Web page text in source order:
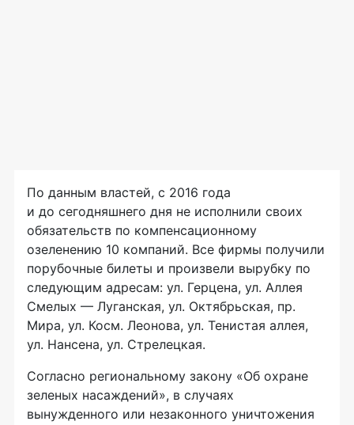
По данным властей, с 2016 года
и до сегодняшнего дня не исполнили своих
обязательств по компенсационному
озеленению 10 компаний. Все фирмы получили
порубочные билеты и произвели вырубку по
следующим адресам: ул. Герцена, ул. Аллея
Смелых — Луганская, ул. Октябрьская, пр.
Мира, ул. Косм. Леонова, ул. Тенистая аллея,
ул. Нансена, ул. Стрелецкая.
Согласно региональному закону «Об охране
зеленых насаждений», в случаях
вынужденного или незаконного уничтожения